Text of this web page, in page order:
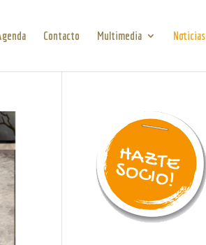
Contacto Multimedia Noticias